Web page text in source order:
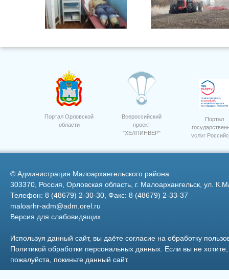
ЭКГ ООО "Дубовицкое" сев
ООО "Орелагроинвест" сев
Портал Орловской
области
Всероссийский
проект
"ХЕЛПИНВЕР"
Портал
услуг
© Администрация Малоархангельского района
303370, Россия, Орловская область, г. Малоархангельск, ул.
Телефон: 8 (48679) 2-30-30, Факс: 8 (48679) 2-33-37
maloarhr-adm@adm.orel.ru
Версия для слабовидящих
Используя данный сайт, вы даёте согласие на обработку
Политикой обработки персональных данных . Если вы не
пожалуйста, покиньте данный сайт.